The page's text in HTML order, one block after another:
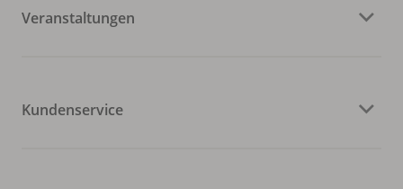
Veranstaltungen
Kundenservice